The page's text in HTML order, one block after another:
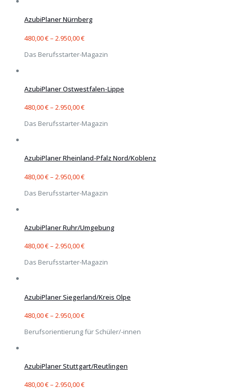
AzubiPlaner Nürnberg
480,00€– 2.950,00€
Das Berufsstarter-Magazin
AzubiPlaner Ostwestfalen-Lippe
480,00€– 2.950,00€
Das Berufsstarter-Magazin
AzubiPlaner Rheinland-Pfalz Nord/Koblenz
480,00€– 2.950,00€
Das Berufsstarter-Magazin
AzubiPlaner Ruhr/Umgebung
480,00€– 2.950,00€
Das Berufsstarter-Magazin
AzubiPlaner Siegerland/Kreis Olpe
480,00€– 2.950,00€
Berufsorientierung für Schüler/-innen
AzubiPlaner Stuttgart/Reutlingen
480,00€– 2.950,00€